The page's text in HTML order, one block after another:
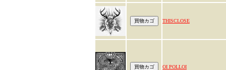
THISCLOSE
OI POLLOI